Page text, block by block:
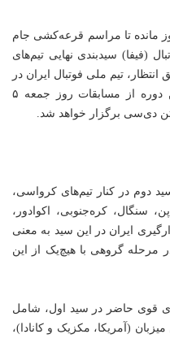
خبرنگار مهر، در فاصله ۹ روز مانده تا مراسم قرعه‌کشی جام
سیدبندی نهایی تیم‌های
تیم ملی فوتبال ایران در
سید دوم قرار گرفت. قرعه‌کشی این دوره از مسابقات روز جمعه ۵
دوم در کنار تیم‌های کرواسی،
سنگال، کره‌جنوبی، اکوادور،
ایران در این سید به معنی
مرحله گروهی با هیچ‌یک از این
قوی حاضر در سید اول، شامل
(آمریکا، مکزیک و کانادا)،